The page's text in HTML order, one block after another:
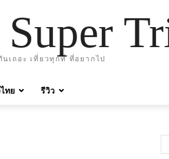
นเถอะ เที่ยวทุกที่ ที่อยากไป
ทย รีวิว